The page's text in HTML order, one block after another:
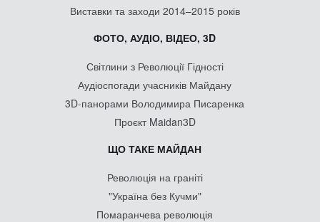
Виставки та заходи 2014–2015 років
ФОТО, АУДІО, ВІДЕО, 3D
Світлини з Революції Гідності
Аудіоспогади учасників Майдану
3D-панорами Володимира Писаренка
Проєкт Maidan3D
ЩО ТАКЕ МАЙДАН
Революція на граніті
"Україна без Кучми"
Помаранчева революція